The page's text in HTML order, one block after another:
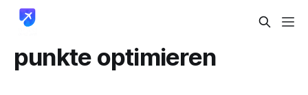
punkte optimieren